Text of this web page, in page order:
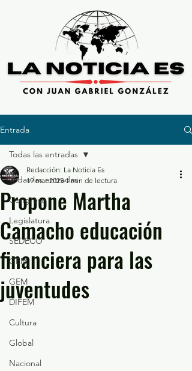
Entrada
Todas las entradas
Congreso
Legislatura
SEDECO
GEM
GEM
DIFEM
Cultura
Global
Nacional
Todas las entradas
Propone Martha
Camacho educación
financiera para las
juventudes
Redacción: La Noticia Es
19 mar 2025 1 min de lectura